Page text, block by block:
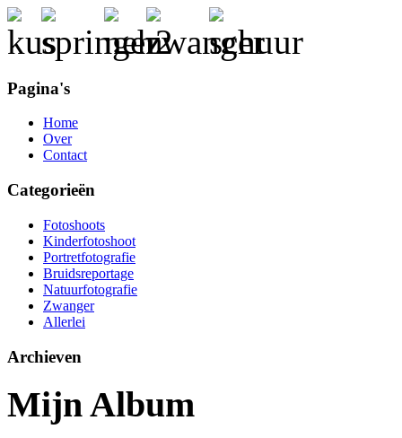
Pagina's
Home
Over
Contact
Categorieën
Fotoshoots
Kinderfotoshoot
Portretfotografie
Bruidsreportage
Natuurfotografie
Zwanger
Allerlei
Archieven
Mijn Album